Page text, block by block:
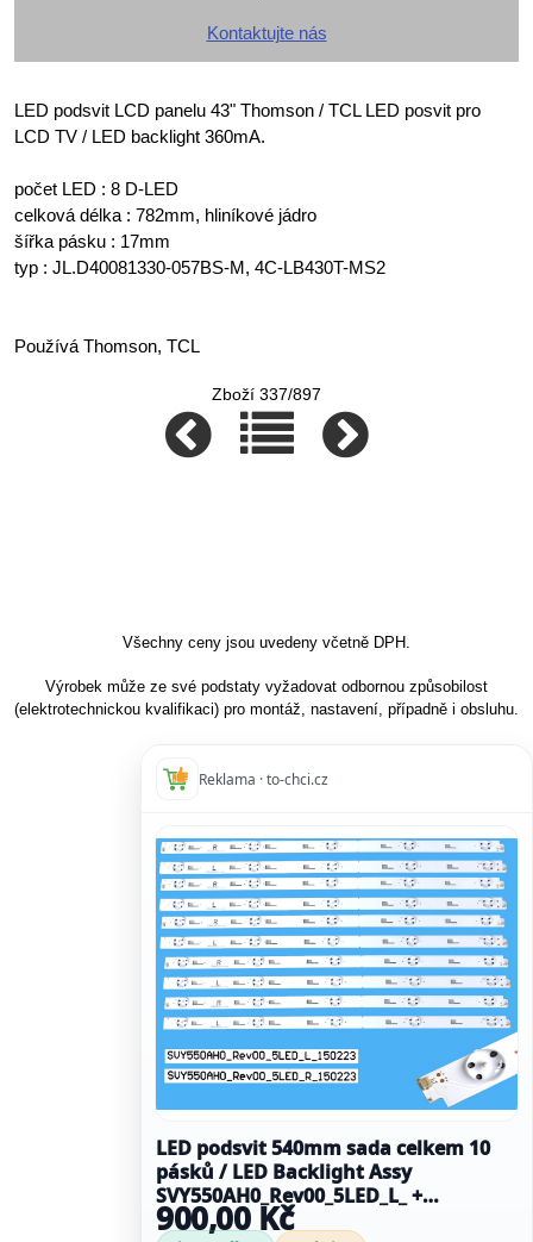
Kontaktujte nás
LED podsvit LCD panelu 43" Thomson / TCL LED posvit pro
LCD TV / LED backlight 360mA.
počet LED : 8 D-LED
celková délka : 782mm, hliníkové jádro
šířka pásku : 17mm
typ : JL.D40081330-057BS-M, 4C-LB430T-MS2
Používá Thomson, TCL
Zboží 337/897
Všechny ceny jsou uvedeny včetně DPH.
Výrobek může ze své podstaty vyžadovat odbornou způsobilost
(elektrotechnickou kvalifikaci) pro montáž, nastavení, případně i obsluhu.
Reklama · to-chci.cz
LED podsvit 540mm sada celkem 10
pásků / LED Backlight Assy
SVY550AH0_Rev00_5LED_L_ +
SVY550AH0_Rev00_5LED_R_150223
900,00 Kč